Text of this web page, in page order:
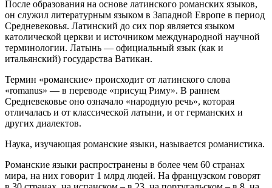
После образования на основе латинского романских языков,
он служил литературным языком в Западной Европе в период
Средневековья. Латинский до сих пор является языком
католической церкви и источником международной научной
терминологии. Латынь — официальный язык (как и
итальянский) государства Ватикан.
Термин «романские» происходит от латинского слова
«romanus» — в переводе «присущ Риму». В раннем
Средневековье оно означало «народную речь», которая
отличалась и от классической латыни, и от германских и
других диалектов.
Наука, изучающая романские языки, называется романистика.
Романские языки распространены в более чем 60 странах
мира, на них говорит 1 млрд людей. На французском говорят